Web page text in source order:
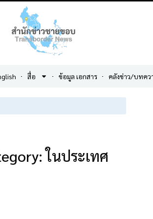
สื่อ ข้อมูล เอกสาร คลังข่าว/บทคว
ในประเทศ